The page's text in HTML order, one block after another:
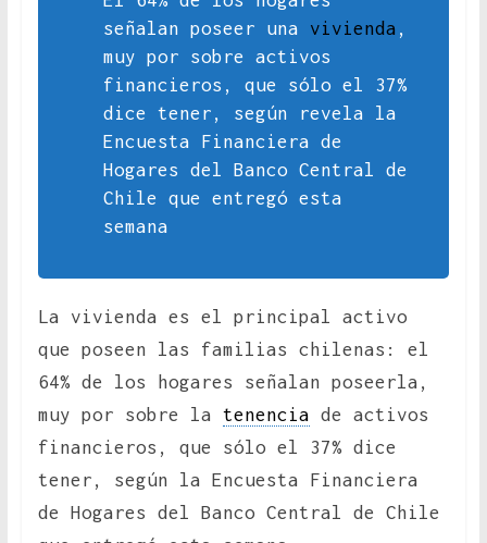
señalan poseer una vivienda ,
muy por sobre activos
financieros, que sólo el 37%
dice tener, según revela la
Encuesta Financiera de
Hogares del Banco Central de
Chile que entregó esta
semana
La vivienda es el principal activo
que poseen las familias chilenas: el
64% de los hogares señalan poseerla,
muy por sobre la tenencia de activos
financieros, que sólo el 37% dice
tener, según la Encuesta Financiera
de Hogares del Banco Central de Chile